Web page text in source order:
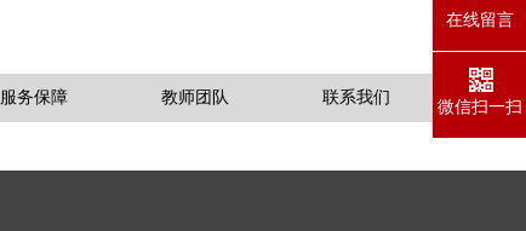
服务保障 教师团队 联系我们
在线留言
微信扫一扫